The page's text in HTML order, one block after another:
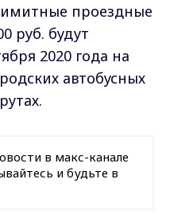
проездные
руб. будут
2020 года на
автобусных
в макс-канале
и будьте в